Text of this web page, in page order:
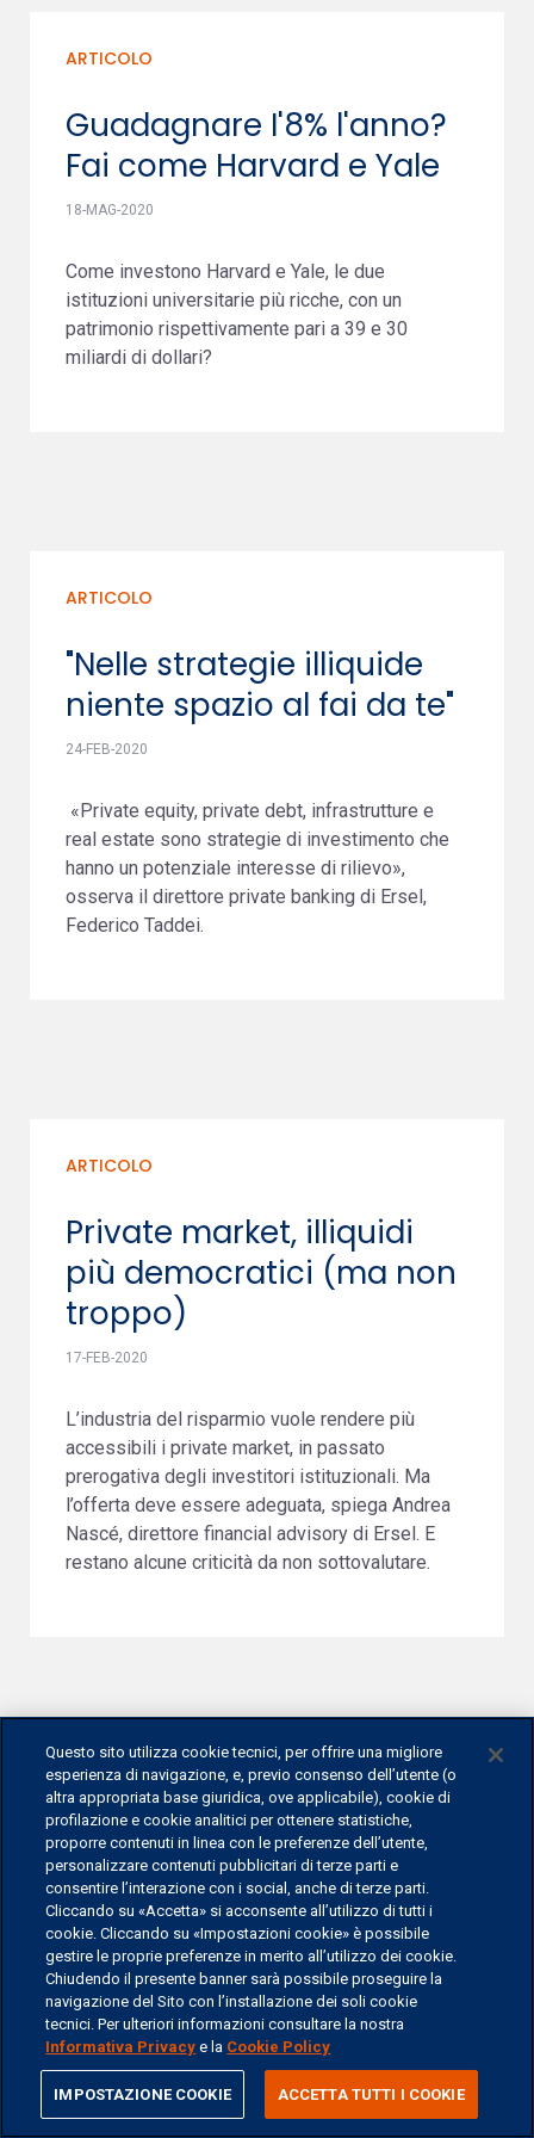
ARTICOLO
Guadagnare I'8% l'anno?
Fai come Harvard e Yale
18-MAG-2020
Come investono Harvard e Yale, le due
istituzioni universitarie più ricche, con un
patrimonio rispettivamente pari a 39 e 30
miliardi di dollari?
ARTICOLO
"Nelle strategie illiquide
niente spazio al fai da te"
24-FEB-2020
«Private equity, private debt, infrastrutture e
real estate sono strategie di investimento che
hanno un potenziale interesse di rilievo»,
osserva il direttore private banking di Ersel,
Federico Taddei.
ARTICOLO
Private market, illiquidi
più democratici (ma non
troppo)
17-FEB-2020
L’industria del risparmio vuole rendere più
accessibili i private market, in passato
prerogativa degli investitori istituzionali. Ma
l’offerta deve essere adeguata, spiega Andrea
Nascé, direttore financial advisory di Ersel. E
restano alcune criticità da non sottovalutare.
ARTICOLO
Rotta sull'economia reale
29-GEN-2020
Ersel punta sui private market nell'offerta per la
clientela facoltosa. Nuove soluzioni
d'investimento sul fronte sia dell'equity, sia del
debito.
Questo sito utilizza cookie tecnici, per offrire una migliore
esperienza di navigazione, e, previo consenso dell’utente (o
altra appropriata base giuridica, ove applicabile), cookie di
profilazione e cookie analitici per ottenere statistiche,
proporre contenuti in linea con le preferenze dell’utente,
personalizzare contenuti pubblicitari di terze parti e
consentire l’interazione con i social, anche di terze parti.
Cliccando su «Accetta» si acconsente all’utilizzo di tutti i
cookie. Cliccando su «Impostazioni cookie» è possibile
gestire le proprie preferenze in merito all’utilizzo dei cookie.
Chiudendo il presente banner sarà possibile proseguire la
navigazione del Sito con l’installazione dei soli cookie
tecnici. Per ulteriori informazioni consultare la nostra
Informativa Privacy e la Cookie Policy
IMPOSTAZIONE COOKIE ACCETTA TUTTI I COOKIE